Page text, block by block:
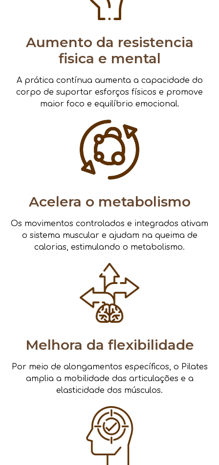
Aumento da resistencia
fisica e mental
A prática contínua aumenta a capacidade do
corpo de suportar esforços físicos e promove
maior foco e equilíbrio emocional.
Acelera o metabolismo
Os movimentos controlados e integrados ativam
o sistema muscular e ajudam na queima de
calorias, estimulando o metabolismo.
Melhora da flexibilidade
Por meio de alongamentos específicos, o Pilates
amplia a mobilidade das articulações e a
elasticidade dos músculos.